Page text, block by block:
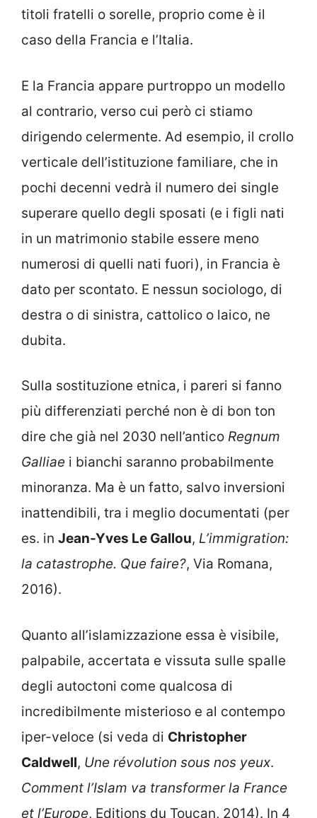
titoli fratelli o sorelle, proprio come è il
caso della Francia e l’Italia.
E la Francia appare purtroppo un modello
al contrario, verso cui però ci stiamo
dirigendo celermente. Ad esempio, il crollo
verticale dell’istituzione familiare, che in
pochi decenni vedrà il numero dei single
superare quello degli sposati (e i figli nati
in un matrimonio stabile essere meno
numerosi di quelli nati fuori), in Francia è
dato per scontato. E nessun sociologo, di
destra o di sinistra, cattolico o laico, ne
dubita.
Sulla sostituzione etnica, i pareri si fanno
più differenziati perché non è di bon ton
dire che già nel 2030 nell’antico Regnum
Galliae i bianchi saranno probabilmente
minoranza. Ma è un fatto, salvo inversioni
inattendibili, tra i meglio documentati (per
es. in Jean-Yves Le Gallou, L’immigration:
la catastrophe. Que faire?, Via Romana,
2016).
Quanto all’islamizzazione essa è visibile,
palpabile, accertata e vissuta sulle spalle
degli autoctoni come qualcosa di
incredibilmente misterioso e al contempo
iper-veloce (si veda di Christopher
Caldwell, Une révolution sous nos yeux.
Comment l’Islam va transformer la France
et l’Europe, Editions du Toucan, 2014). In 4